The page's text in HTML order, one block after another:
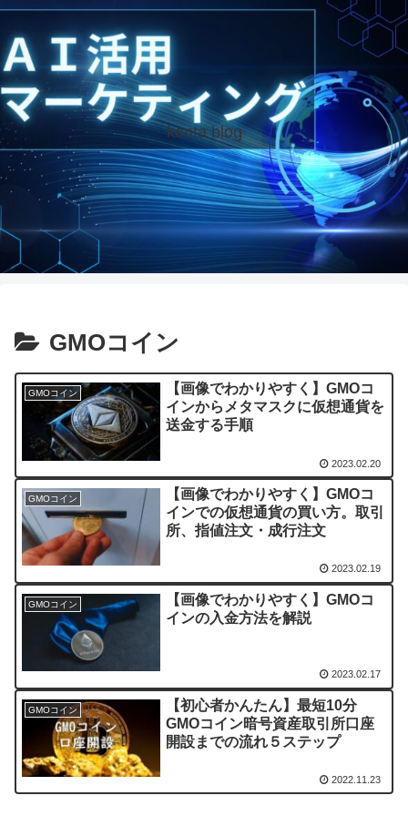
kenta blog
GMOコイン
GMOコイン
【画像でわかりやすく】GMOコ
インからメタマスクに仮想通貨を
送金する手順
2023.02.20
GMOコイン
【画像でわかりやすく】GMOコ
インでの仮想通貨の買い方。取引
所、指値注文・成行注文
2023.02.19
GMOコイン
【画像でわかりやすく】GMOコ
インの入金方法を解説
2023.02.17
GMOコイン
【初心者かんたん】最短10分
GMOコイン暗号資産取引所口座
開設までの流れ５ステップ
2022.11.23